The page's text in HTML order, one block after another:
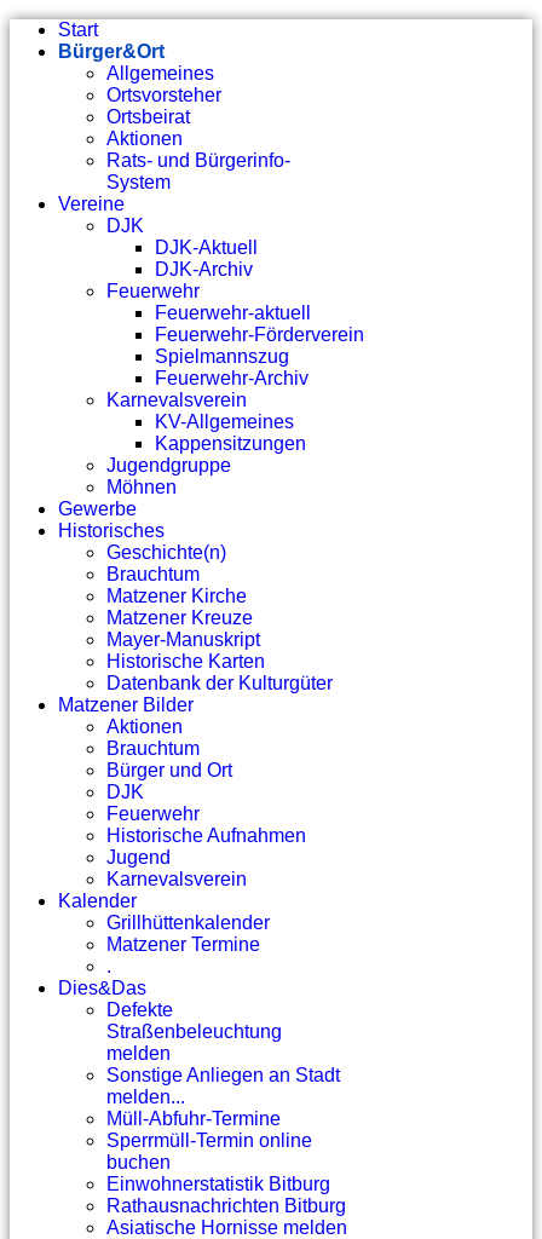
Start
Bürger&Ort
Allgemeines
Ortsvorsteher
Ortsbeirat
Aktionen
Rats- und Bürgerinfo-
System
Vereine
DJK
DJK-Aktuell
DJK-Archiv
Feuerwehr
Feuerwehr-aktuell
Feuerwehr-Förderverein
Spielmannszug
Feuerwehr-Archiv
Karnevalsverein
KV-Allgemeines
Kappensitzungen
Jugendgruppe
Möhnen
Gewerbe
Historisches
Geschichte(n)
Brauchtum
Matzener Kirche
Matzener Kreuze
Mayer-Manuskript
Historische Karten
Datenbank der Kulturgüter
Matzener Bilder
Aktionen
Brauchtum
Bürger und Ort
DJK
Feuerwehr
Historische Aufnahmen
Jugend
Karnevalsverein
Kalender
Grillhüttenkalender
Matzener Termine
.
Dies&Das
Defekte
Straßenbeleuchtung
melden
Sonstige Anliegen an Stadt
melden...
Müll-Abfuhr-Termine
Sperrmüll-Termin online
buchen
Einwohnerstatistik Bitburg
Rathausnachrichten Bitburg
Asiatische Hornisse melden